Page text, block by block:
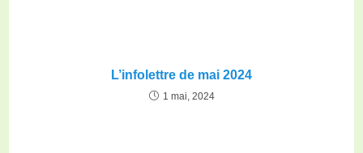
L’infolettre de mai 2024
1 mai, 2024